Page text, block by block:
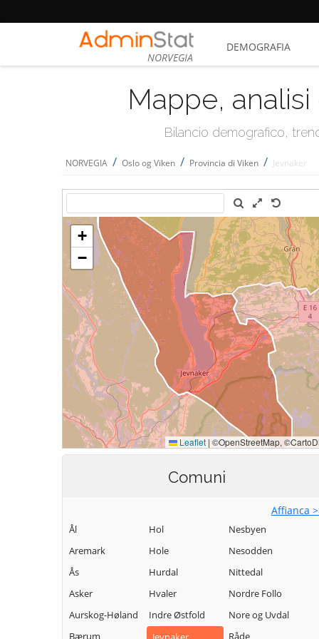
NORVEGIA
DEMOGRAFIA
Mappe,
Bilancio demografico,
NORVEGIA / Oslo og Viken / Provincia di Viken / Jevnaker
Comuni
Affianca
Ål
Aremark
Ås
Asker
Aurskog-Høland
Bærum
Hol
Hole
Hurdal
Hvaler
Indre Østfold
Nesbyen
Nesodden
Nittedal
Nordre Follo
Nore og Uvdal
Råde